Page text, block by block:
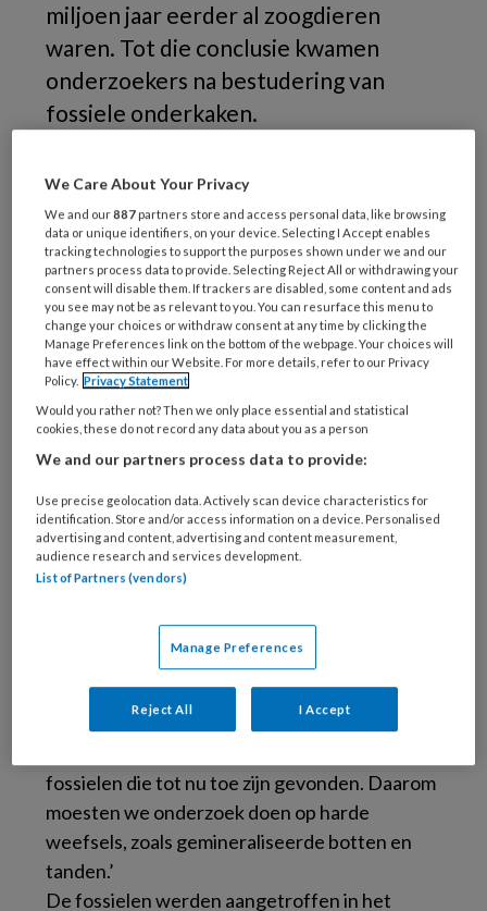
miljoen jaar eerder al zoogdieren
waren. Tot die conclusie kwamen
onderzoekers na bestudering van
fossiele onderkaken.
Braziliaanse Universiteit, King’s College
London en het Natural History Museum. Zij
onderzochten de fossiele onderkaken van de
Brasilodon quadrangularis, een soort muis, qua
grootte vergelijkbaar met onze huidige
spitsmuizen. Deze muis bestond 225 miljoen
jaar al en leefde, net zoals de spitsmuizen nu, in
holletjes in de grond. Uit de analyse van de
tandontwikkeling van deze fossielen maakten
de wetenschappers op dat de Brasilodon
was en geen reptiel, zoals jarenlang werd
aangenomen. ‘Cruciaal en onomstotelijk
bewijs’, aldus Moya Meredith Smith, emeritus
London. Kaak- en gebitsonderzoek zijn de
enige methode om aan te tonen of deze dieren
wel of geen zoogdieren waren, vertelt ze.
fossielen die tot nu toe zijn gevonden. Daarom
moesten we onderzoek doen op harde
weefsels, zoals gemineraliseerde botten en
tanden.’
De fossielen werden aangetroffen in het
We Care About Your Privacy
We and our887 partners store and access personal data, like browsing
data or unique identifiers, on your device. Selecting I Accept enables
tracking technologies to support the purposes shown under we and our
partners process data to provide. Selecting Reject All or withdrawing your
consent will disable them. If trackers are disabled, some content and ads
you see may not be as relevant to you. You can resurface this menu to
change your choices or withdraw consent at any time by clicking the
Manage Preferences link on the bottom of the webpage. Your choices will
have effect within our Website. For more details, refer to our Privacy
Policy. Privacy Statement
Would you rather not? Then we only place essential and statistical
cookies, these do not record any data about you as a person
We and our partners process data to provide:
Use precise geolocation data. Actively scan device characteristics for
identification. Store and/or access information on a device. Personalised
advertising and content, advertising and content measurement,
audience research and services development.
List of Partners (vendors)
Manage Preferences
Reject All I Accept